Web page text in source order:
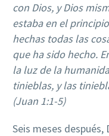
con Dios, y Dios
estaba en el
hechas todas las
que ha sido hecho.
la luz de la
tinieblas, y las
(Juan 1:1-5)
Seis meses después,